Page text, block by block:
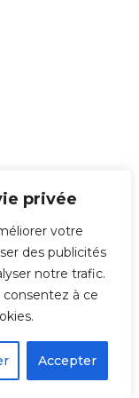
privée
votre
des publicités
notre trafic.
consentez à ce
Accepter
de 350 000€ -
Cedex TÉL : 03 20 30 38